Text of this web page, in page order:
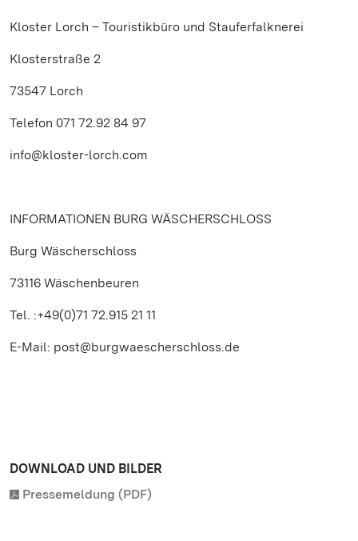
Kloster Lorch – Touristikbüro und Stauferfalknerei
Klosterstraße 2
73547 Lorch
Telefon 071 72.92 84 97
info@kloster-lorch.com
INFORMATIONEN BURG WÄSCHERSCHLOSS
Burg Wäscherschloss
73116 Wäschenbeuren
Tel. :+49(0)71 72.915 21 11
E-Mail: post@burgwaescherschloss.de
DOWNLOAD UND BILDER
Pressemeldung (PDF)